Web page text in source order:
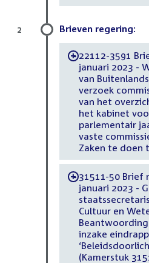
Brieven regering:
-22112-3591
januari 2023 -
van
verzoek
van het
het kabinet
parlementair
vaste
Zaken te doen
-31511-50 Brief
januari 2023 -
Cultuur en
inzake
(Kamerstuk
2